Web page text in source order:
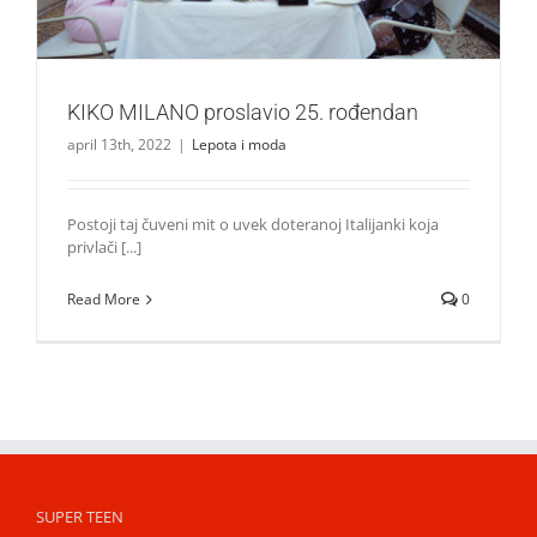
KIKO MILANO proslavio 25. rođendan
april 13th, 2022 | Lepota i moda
Postoji taj čuveni mit o uvek doteranoj Italijanki koja
privlači [...]
Read More 0
SUPER TEEN